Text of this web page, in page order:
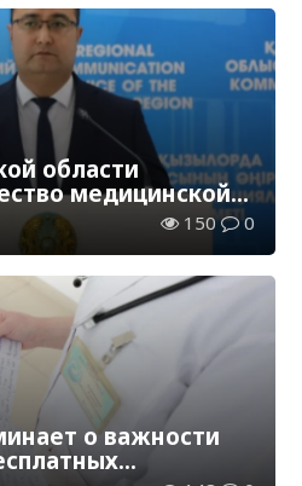
области
медицинской
150 0
о важности